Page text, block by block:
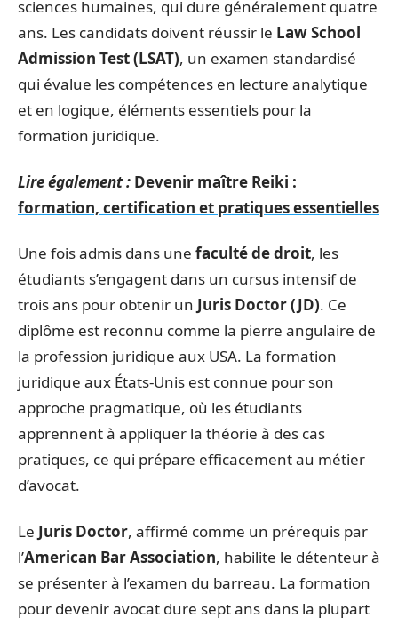
sciences humaines, qui dure généralement quatre
ans. Les candidats doivent réussir le Law School
Admission Test (LSAT), un examen standardisé
qui évalue les compétences en lecture analytique
et en logique, éléments essentiels pour la
formation juridique.
Lire également : Devenir maître Reiki :
formation, certification et pratiques essentielles
Une fois admis dans une faculté de droit, les
étudiants s’engagent dans un cursus intensif de
trois ans pour obtenir un Juris Doctor (JD). Ce
diplôme est reconnu comme la pierre angulaire de
la profession juridique aux USA. La formation
juridique aux États-Unis est connue pour son
approche pragmatique, où les étudiants
apprennent à appliquer la théorie à des cas
pratiques, ce qui prépare efficacement au métier
d’avocat.
Le Juris Doctor, affirmé comme un prérequis par
l’American Bar Association, habilite le détenteur à
se présenter à l’examen du barreau. La formation
pour devenir avocat dure sept ans dans la plupart